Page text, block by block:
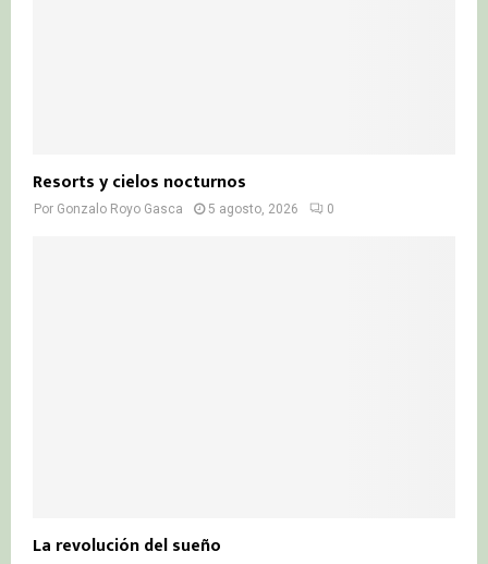
Resorts y cielos nocturnos
Por Gonzalo Royo Gasca 5 agosto, 2026 0
La revolución del sueño